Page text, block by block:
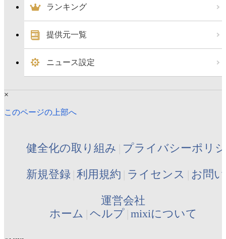
ランキング
提供元一覧
ニュース設定
×
このページの上部へ
健全化の取り組み プライバシーポリ
新規登録 利用規約 ライセンス お問
運営会社
ホーム ヘルプ mixiについて